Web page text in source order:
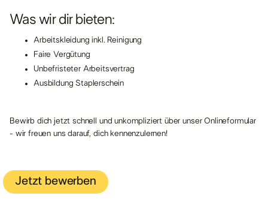
Was wir dir bieten:
Arbeitskleidung inkl. Reinigung
Faire Vergütung
Unbefristeter Arbeitsvertrag
Ausbildung Staplerschein
Bewirb dich jetzt schnell und unkompliziert über unser Onlineformular
- wir freuen uns darauf, dich kennenzulernen!
Jetzt bewerben